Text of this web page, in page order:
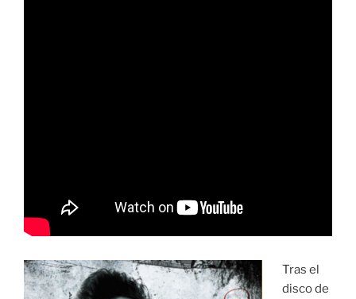
Tras el
disco de